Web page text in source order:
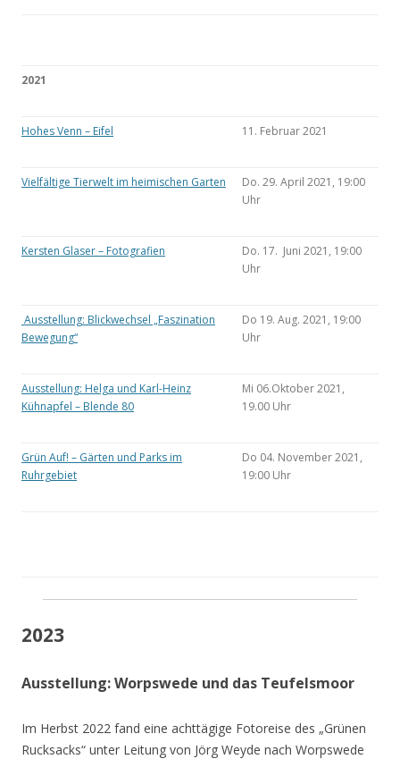
2021
Hohes Venn – Eifel 11. Februar 2021
Vielfältige Tierwelt im heimischen Garten
Do. 29. April 2021, 19:00
Uhr
Kersten Glaser – Fotografien
Do. 17. Juni 2021, 19:00
Uhr
Ausstellung: Blickwechsel „Faszination
Bewegung“
Do 19. Aug. 2021, 19:00
Uhr
Ausstellung: Helga und Karl-Heinz
Kühnapfel – Blende 80
Mi 06.Oktober 2021,
19.00 Uhr
Grün Auf! – Gärten und Parks im
Ruhrgebiet
Do 04. November 2021,
19:00 Uhr
2023
Ausstellung: Worpswede und das Teufelsmoor
Im Herbst 2022 fand eine achttägige Fotoreise des „Grünen
Rucksacks“ unter Leitung von Jörg Weyde nach Worpswede